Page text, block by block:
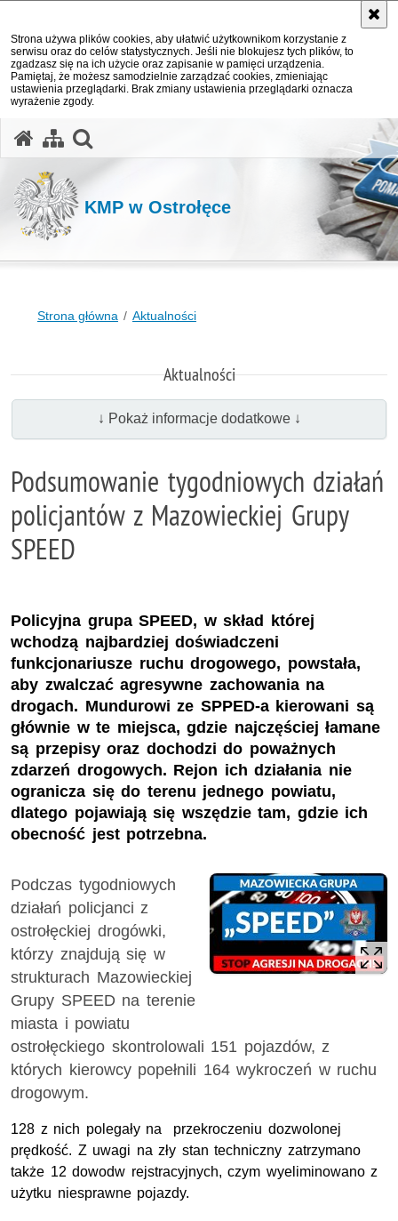
Strona używa plików cookies, aby ułatwić użytkownikom korzystanie z
serwisu oraz do celów statystycznych. Jeśli nie blokujesz tych plików, to
zgadzasz się na ich użycie oraz zapisanie w pamięci urządzenia.
Pamiętaj, że możesz samodzielnie zarządzać cookies, zmieniając
ustawienia przeglądarki. Brak zmiany ustawienia przeglądarki oznacza
wyrażenie zgody.
KMP w Ostrołęce
Strona główna Aktualności
Aktualności
↓ Pokaż informacje dodatkowe ↓
Podsumowanie tygodniowych działań
policjantów z Mazowieckiej Grupy
SPEED
Policyjna grupa SPEED, w skład której
wchodzą najbardziej doświadczeni
funkcjonariusze ruchu drogowego, powstała,
aby zwalczać agresywne zachowania na
drogach. Mundurowi ze SPPED-a kierowani są
głównie w te miejsca, gdzie najczęściej łamane
są przepisy oraz dochodzi do poważnych
zdarzeń drogowych. Rejon ich działania nie
ogranicza się do terenu jednego powiatu,
dlatego pojawiają się wszędzie tam, gdzie ich
obecność jest potrzebna.
Podczas tygodniowych
działań policjanci z
ostrołęckiej drogówki,
którzy znajdują się w
strukturach Mazowieckiej
Grupy SPEED na terenie
miasta i powiatu
ostrołęckiego skontrolowali 151 pojazdów, z
których kierowcy popełnili 164 wykroczeń w ruchu
drogowym.
128 z nich polegały na przekroczeniu dozwolonej
prędkość. Z uwagi na zły stan techniczny zatrzymano
także 12 dowodw rejstracyjnych, czym wyeliminowano z
użytku niesprawne pojazdy.